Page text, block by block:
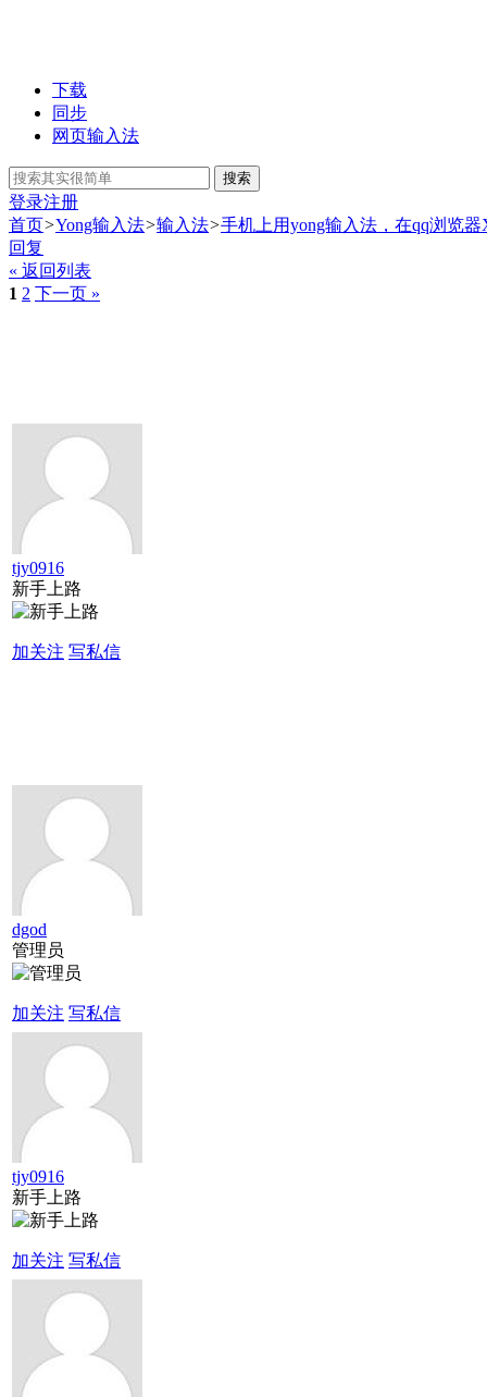
下载
同步
网页输入法
搜索
登录注册
首页>Yong输入法>输入法>手机上用yong输入法，在qq浏览
回复
« 返回列表
1 2 下一页 »
tjy0916
新手上路
加关注 写私信
dgod
管理员
加关注 写私信
tjy0916
新手上路
加关注 写私信